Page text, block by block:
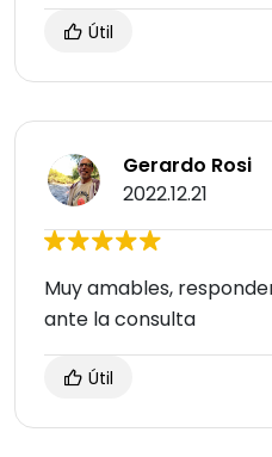
Útil
Gerardo Rosi
2022.12.21
Muy amables,
ante la consulta
Útil